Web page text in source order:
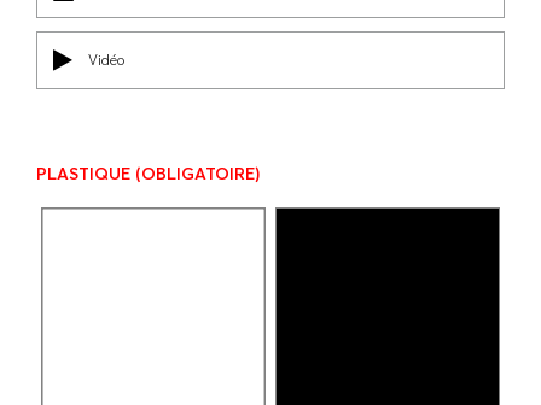
Vidéo
PLASTIQUE (OBLIGATOIRE)